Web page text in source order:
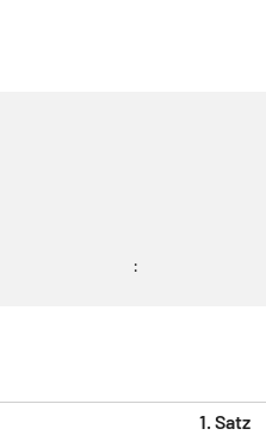
:
1. Satz